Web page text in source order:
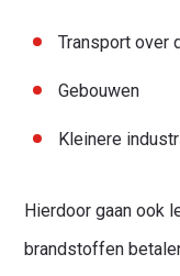
Transport over
Gebouwen
Kleinere
Hierdoor gaan ook
brandstoffen